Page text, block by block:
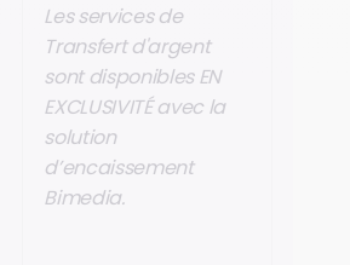
Les services de
Transfert d'argent
sont disponibles EN
EXCLUSIVITÉ avec la
solution
d’encaissement
Bimedia.